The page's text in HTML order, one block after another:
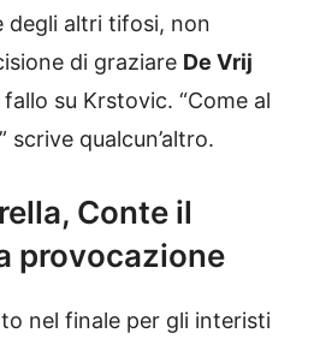
altri tifosi, non
di graziare De Vrij
su Krstovic. “Come al
scrive qualcun’altro.
Conte il
provocazione
nel finale per gli interisti